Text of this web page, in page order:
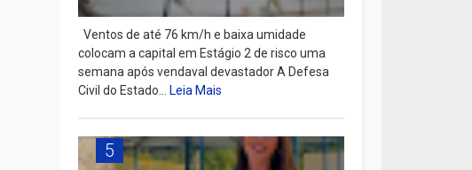
Ventos de até 76 km/h e baixa umidade
colocam a capital em Estágio 2 de risco uma
semana após vendaval devastador A Defesa
Civil do Estado...Leia Mais
5